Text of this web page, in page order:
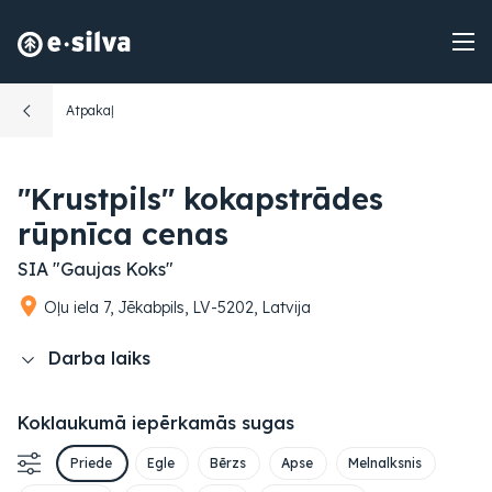
Atpakaļ
"Krustpils" kokapstrādes
rūpnīca cenas
SIA "Gaujas Koks"
Oļu iela 7, Jēkabpils, LV-5202, Latvija
Darba laiks
Koklaukumā iepērkamās sugas
Priede Egle Bērzs Apse Melnalksnis